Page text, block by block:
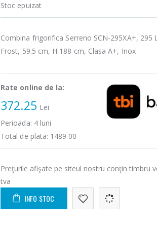
Stoc epuizat
Combina frigorifica Serreno SCN-295XA+, 295
Frost, 59.5 cm, H 188 cm, Clasa A+, Inox
Rate online de la:
372.25 Lei
Perioada: 4luni
Total de plata: 1489.00
Preţurile afişate pe siteul nostru conţin timbru
tva
INFO STOC